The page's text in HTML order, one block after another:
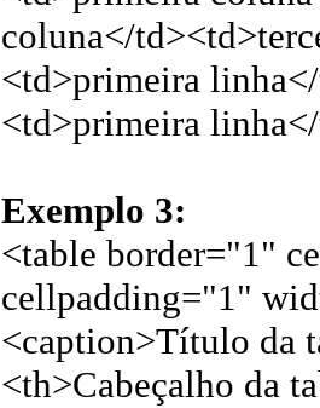
coluna</
<td>primeira
<td>primeira
Exemplo 3:
<table border="1"
cellpadding="1"
<caption>Título da
<th>Cabeçalho da